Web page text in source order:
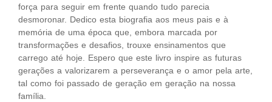
força para seguir em frente quando tudo parecia
desmoronar. Dedico esta biografia aos meus pais e à
memória de uma época que, embora marcada por
transformações e desafios, trouxe ensinamentos que
carrego até hoje. Espero que este livro inspire as futuras
gerações a valorizarem a perseverança e o amor pela arte,
tal como foi passado de geração em geração na nossa
família.